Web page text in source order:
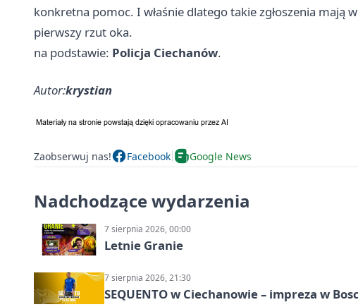
konkretna pomoc. I właśnie dlatego takie zgłoszenia mają
pierwszy rzut oka.
na podstawie: Policja Ciechanów.
Autor:krystian
Zaobserwuj nas! Facebook Google News
Nadchodzące wydarzenia
7 sierpnia 2026, 00:00
Letnie Granie
7 sierpnia 2026, 21:30
SEQUENTO w Ciechanowie – impreza w